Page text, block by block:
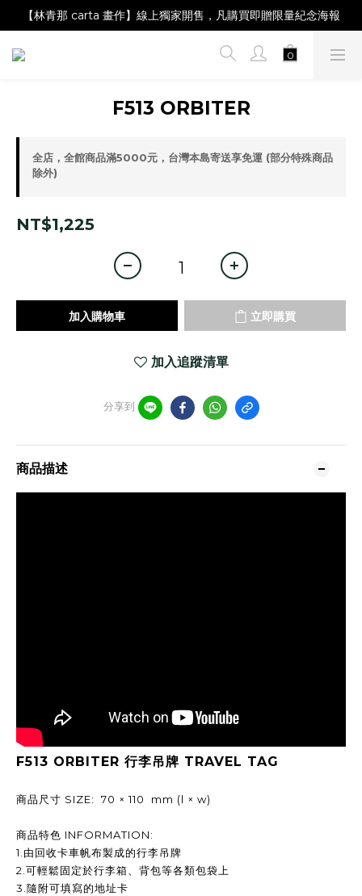
【Magazine B】單筆消費滿NT$2,000，即贈閱讀禮物明信片組
【林青那 carta 畫作】線上獨家開售，凡購買即贈限量紀念海報
【夏日降溫🧊對策單品】系列商品滿額現折 NT$300！
F513 ORBITER
全店，全館商品滿5000元，台灣本島寄送享免運 (部分特殊商品
除外)
NT$1,225
加入購物車 立即購買
加入追蹤清單
分享到
商品描述
F513 ORBITER 行李吊牌 TRAVEL TAG
商品尺寸 SIZE: 70 × 110 mm (l × w)
商品特色 INFORMATION:
1.由回收卡車帆布製成的行李吊牌
2.可輕鬆固定於行李箱、背包等各類包袋上
3.隨附可填寫的地址卡